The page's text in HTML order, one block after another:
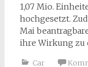
1,07 Mio.
hochgesetzt.
Mai
ihre Wirkung zu
Car